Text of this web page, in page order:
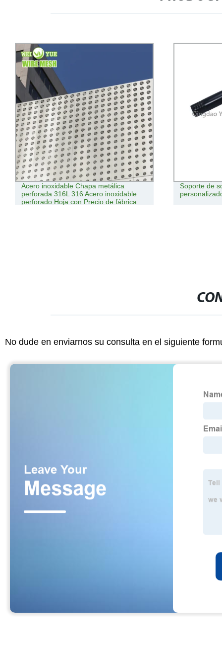
Acero inoxidable Chapa metálica
perforada 316L 316 Acero inoxidable
perforado Hoja con Precio de fábrica
Soporte de
No dude en enviarnos su consulta en el siguiente